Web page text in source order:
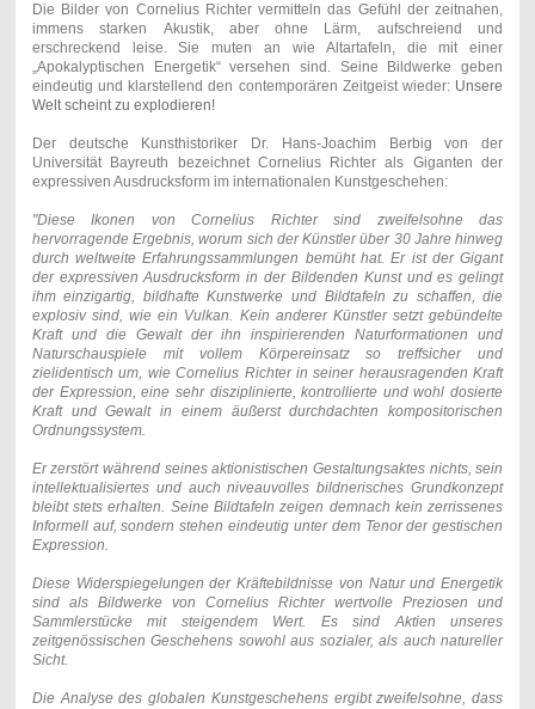
Die Bilder von Cornelius Richter vermitteln das Gefühl der zeitnahen,
immens starken Akustik, aber ohne Lärm, aufschreiend und
erschreckend leise. Sie muten an wie Altartafeln, die mit einer
„Apokalyptischen Energetik“ versehen sind. Seine Bildwerke geben
eindeutig und klarstellend den contemporären Zeitgeist wieder: Unsere
Welt scheint zu explodieren!
Der deutsche Kunsthistoriker Dr. Hans-Joachim Berbig von der
Universität Bayreuth bezeichnet Cornelius Richter als Giganten der
expressiven Ausdrucksform im internationalen Kunstgeschehen:
"Diese Ikonen von Cornelius Richter sind zweifelsohne das
hervorragende Ergebnis, worum sich der Künstler über 30 Jahre hinweg
durch weltweite Erfahrungssammlungen bemüht hat. Er ist der Gigant
der expressiven Ausdrucksform in der Bildenden Kunst und es gelingt
ihm einzigartig, bildhafte Kunstwerke und Bildtafeln zu schaffen, die
explosiv sind, wie ein Vulkan. Kein anderer Künstler setzt gebündelte
Kraft und die Gewalt der ihn inspirierenden Naturformationen und
Naturschauspiele mit vollem Körpereinsatz so treffsicher und
zielidentisch um, wie Cornelius Richter in seiner herausragenden Kraft
der Expression, eine sehr disziplinierte, kontrollierte und wohl dosierte
Kraft und Gewalt in einem äußerst durchdachten kompositorischen
Ordnungssystem.
Er zerstört während seines aktionistischen Gestaltungsaktes nichts, sein
intellektualisiertes und auch niveauvolles bildnerisches Grundkonzept
bleibt stets erhalten. Seine Bildtafeln zeigen demnach kein zerrissenes
Informell auf, sondern stehen eindeutig unter dem Tenor der gestischen
Expression.
Diese Widerspiegelungen der Kräftebildnisse von Natur und Energetik
sind als Bildwerke von Cornelius Richter wertvolle Preziosen und
Sammlerstücke mit steigendem Wert. Es sind Aktien unseres
zeitgenössischen Geschehens sowohl aus sozialer, als auch natureller
Sicht.
Die Analyse des globalen Kunstgeschehens ergibt zweifelsohne, dass